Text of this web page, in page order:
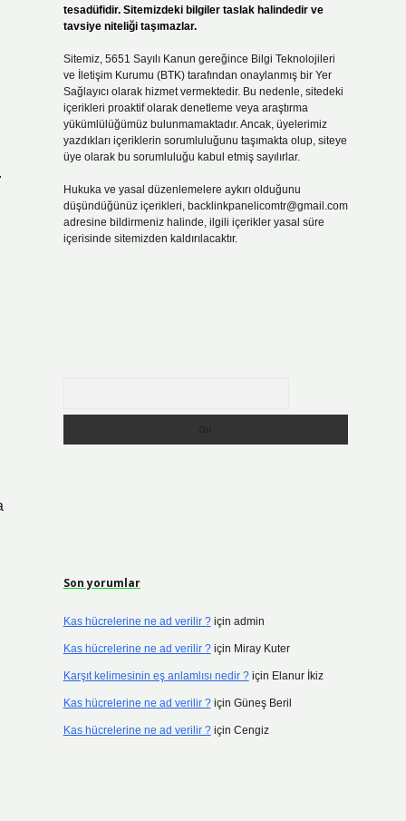
tesadüfidir. Sitemizdeki bilgiler taslak halindedir ve
tavsiye niteliği taşımazlar.
Sitemiz, 5651 Sayılı Kanun gereğince Bilgi Teknolojileri
ve İletişim Kurumu (BTK) tarafından onaylanmış bir Yer
Sağlayıcı olarak hizmet vermektedir. Bu nedenle, sitedeki
içerikleri proaktif olarak denetleme veya araştırma
yükümlülüğümüz bulunmamaktadır. Ancak, üyelerimiz
yazdıkları içeriklerin sorumluluğunu taşımakta olup, siteye
üye olarak bu sorumluluğu kabul etmiş sayılırlar.
Hukuka ve yasal düzenlemelere aykırı olduğunu
düşündüğünüz içerikleri, backlinkpanelicomtr@gmail.com
adresine bildirmeniz halinde, ilgili içerikler yasal süre
içerisinde sitemizden kaldırılacaktır.
Son yorumlar
Kas hücrelerine ne ad verilir ?için admin
Kas hücrelerine ne ad verilir ?için Miray Kuter
Karşıt kelimesinin eş anlamlısı nedir ?için Elanur İkiz
Kas hücrelerine ne ad verilir ?için Güneş Beril
Kas hücrelerine ne ad verilir ?için Cengiz